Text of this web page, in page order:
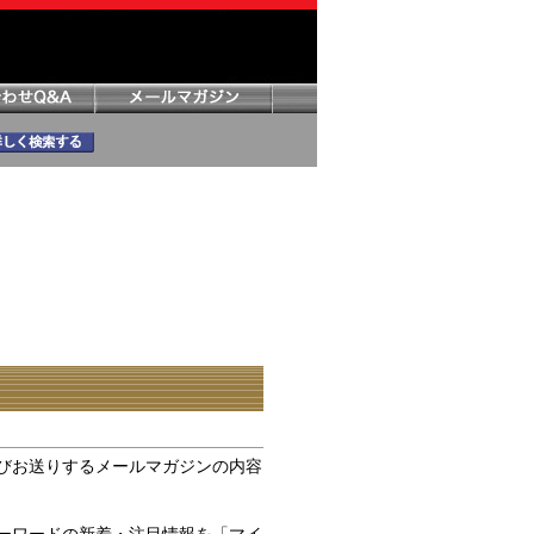
お送りするメールマガジンの内容